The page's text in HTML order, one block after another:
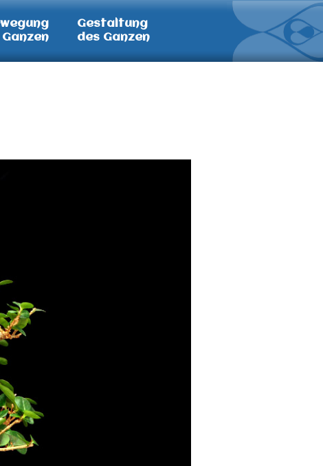
Ganzen
Gestaltung
des Ganzen